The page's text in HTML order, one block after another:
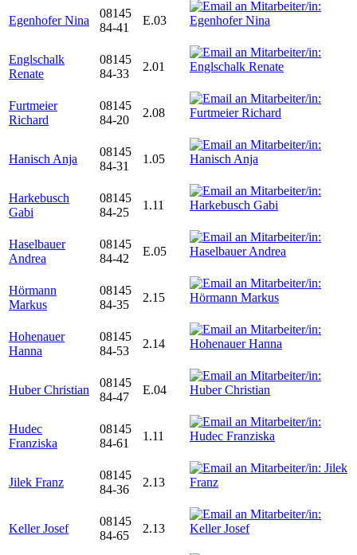
Egenhofer Nina
08145
84-41
E.03
Englschalk
Renate
08145
84-33
2.01
Furtmeier
Richard
08145
84-20
2.08
Hanisch Anja
08145
84-31
1.05
Harkebusch
Gabi
08145
84-25
1.11
Haselbauer
Andrea
08145
84-42
E.05
Hörmann
Markus
08145
84-35
2.15
Hohenauer
Hanna
08145
84-53
2.14
Huber Christian
08145
84-47
E.04
Hudec
Franziska
08145
84-61
1.11
Jilek Franz
08145
84-36
2.13
Keller Josef
08145
84-65
2.13